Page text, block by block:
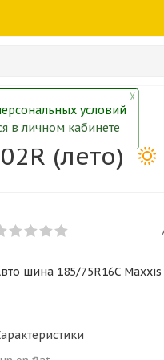
(лето)
(лето)
шина 185/75R16C Maxxis
╳
условий
в личном кабинете